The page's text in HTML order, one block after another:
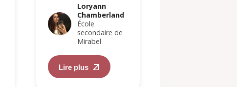
verger où s’abriter.
Pourtant, sous cette…
Loryann
Chamberland
École
secondaire de
Mirabel
Lire plus